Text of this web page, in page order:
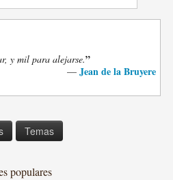
y mil para alejarse.”
— Jean de la Bruyere
Temas
populares